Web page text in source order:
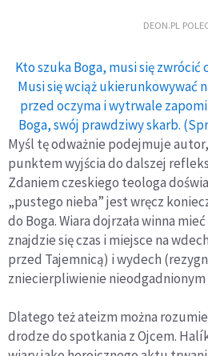
DEON.PL
Kto szuka Boga, musi się zwrócić
Musi się wciąż ukierunkowywać
przed oczyma i wytrwale
Boga, swój prawdziwy skarb.
Myśl tę odważnie podejmuje
punktem wyjścia do dalszej
Zdaniem czeskiego teologa
„pustego nieba” jest wręcz
do Boga. Wiara dojrzała winna
znajdzie się czas i miejsce na
przed Tajemnicą) i wydech
zniecierpliwienie nieodgadnionym
Dlatego też ateizm można
drodze do spotkania z Ojcem.